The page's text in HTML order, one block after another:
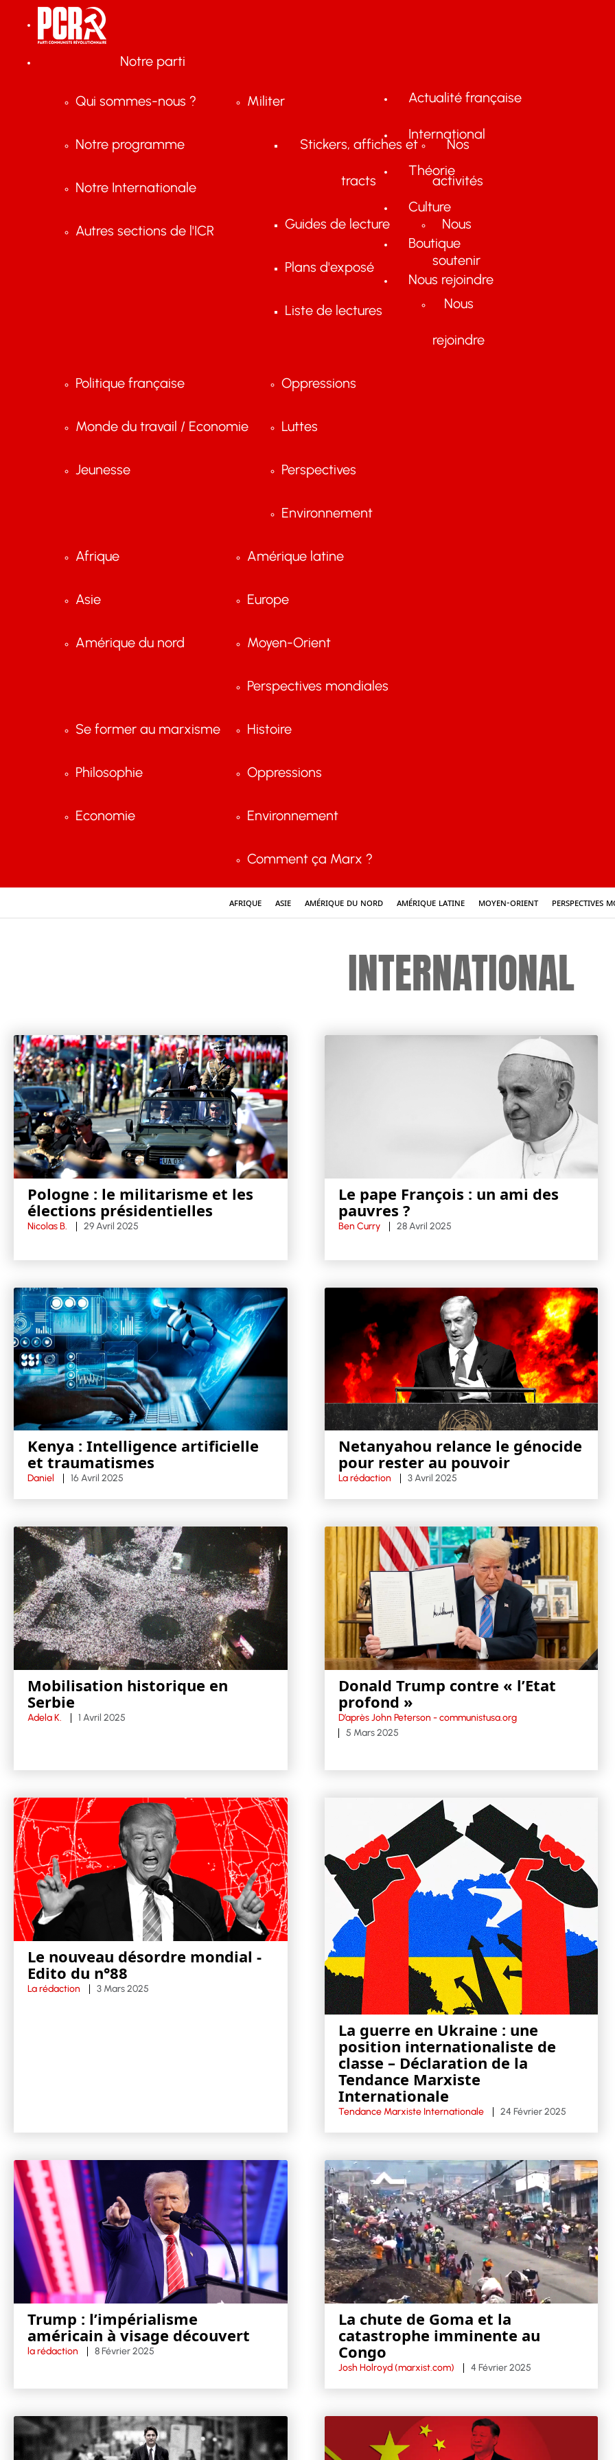
Notre parti
Qui sommes-nous ?
Notre programme
Notre Internationale
Autres sections de l'ICR
Militer
Stickers, affiches et
tracts
Guides de lecture
Plans d'exposé
Liste de lectures
Nos
activités
Nous
soutenir
Nous
rejoindre
Actualité française
Politique française
Monde du travail / Economie
Jeunesse
Oppressions
Luttes
Perspectives
Environnement
International
Afrique
Asie
Amérique du nord
Amérique latine
Europe
Moyen-Orient
Perspectives mondiales
Théorie
Se former au marxisme
Philosophie
Economie
Histoire
Oppressions
Environnement
Comment ça Marx ?
Culture
Boutique
Nous rejoindre
Afrique Asie Amérique du nord Amérique latine Moyen-Orient Perspectives
INTERNATIONAL
Pologne : le militarisme et les
élections présidentielles
Nicolas B. 29 Avril 2025
Le pape François : un ami des
pauvres ?
Ben Curry 28 Avril 2025
Kenya : Intelligence artificielle
et traumatismes
Daniel 16 Avril 2025
Netanyahou relance le génocide
pour rester au pouvoir
La rédaction 3 Avril 2025
Mobilisation historique en
Serbie
Adela K. 1 Avril 2025
Donald Trump contre « l’Etat
profond »
D’après John Peterson - communistusa.org
5 Mars 2025
Le nouveau désordre mondial -
Edito du n°88
La rédaction 3 Mars 2025
La guerre en Ukraine : une
position internationaliste de
classe – Déclaration de la
Tendance Marxiste
Internationale
Tendance Marxiste Internationale 24 Février 2025
Trump : l’impérialisme
américain à visage découvert
la rédaction 8 Février 2025
La chute de Goma et la
catastrophe imminente au
Congo
Josh Holroyd (marxist.com) 4 Février 2025